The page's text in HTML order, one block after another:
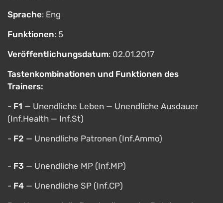
Sprache: Eng
Funktionen: 5
Veröffentlichungsdatum: 02.01.2017
Tastenkombinationen und Funktionen des
Trainers:
- F1 — Unendliche Leben — Unendliche Ausdauer
(Inf.Health — Inf.St)
- F2 — Unendliche Patronen (Inf.Ammo)
- F3 — Unendliche MP (Inf.MP)
- F4 — Unendliche SP (Inf.CP)